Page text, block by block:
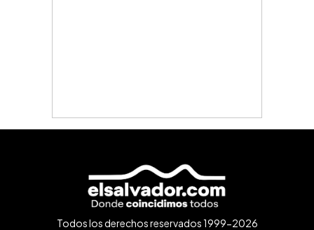
Todos los derechos reservados 1999-2026